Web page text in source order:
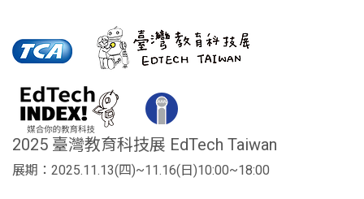
2025 臺灣教育科技展 EdTech Taiwan
展期：2025.11.13(四)~11.16(日)10:00~18:00